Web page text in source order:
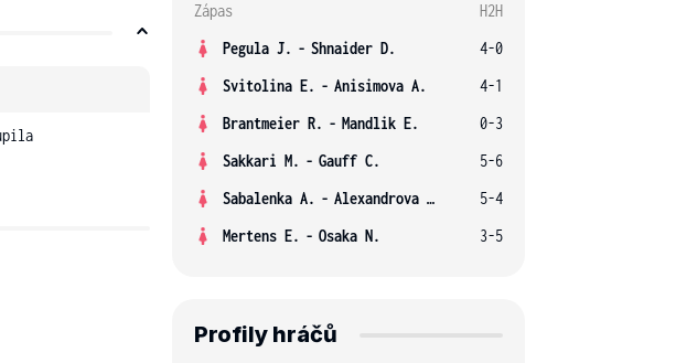
Zápas
H2H
Pegula J. - Shnaider D.
4-0
Svitolina E. - Anisimova A.
4-1
Brantmeier R. - Mandlik E.
0-3
Sakkari M. - Gauff C.
5-6
Sabalenka A. - Alexandrova E.
5-4
Mertens E. - Osaka N. 3-5
Profily hráčů